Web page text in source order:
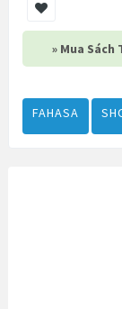
» Mua
FAHASA